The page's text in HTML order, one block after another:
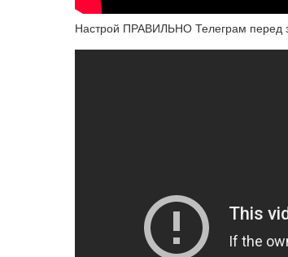
Настрой ПРАВИЛЬНО Телеграм перед